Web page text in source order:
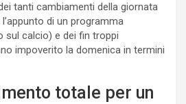
tanti cambiamenti della giornata
di un programma
sul calcio) e dei fin troppi
impoverito la domenica in termini
totale per un